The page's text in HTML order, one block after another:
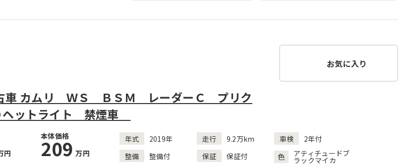
お気に入り
車 カムリ ＷＳ ＢＳＭ レーダーＣ プリク
ットライト 禁煙車
円
本体価格
209 万円
年式 2019年 走行 9.2万km 車検
2年付
整備
整備付 保証 保証付 色 アティチュードブ
ラックマイカ